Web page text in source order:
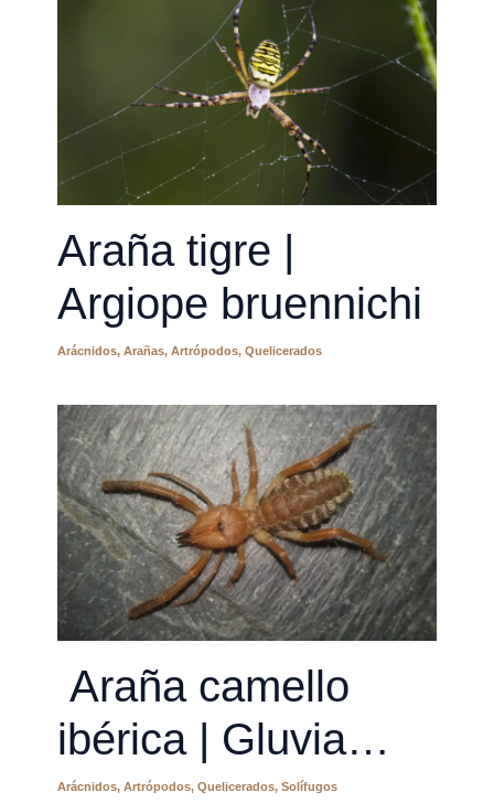
Araña tigre |
Argiope bruennichi
Arácnidos, Arañas, Artrópodos, Quelicerados
Araña camello
ibérica | Gluvia
dorsalis
Arácnidos, Artrópodos, Quelicerados, Solífugos